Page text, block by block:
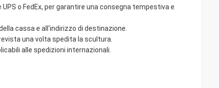
o FedEx, per garantire una consegna tempestiva e
cassa e all'indirizzo di destinazione.
una volta spedita la scultura.
alle spedizioni internazionali.